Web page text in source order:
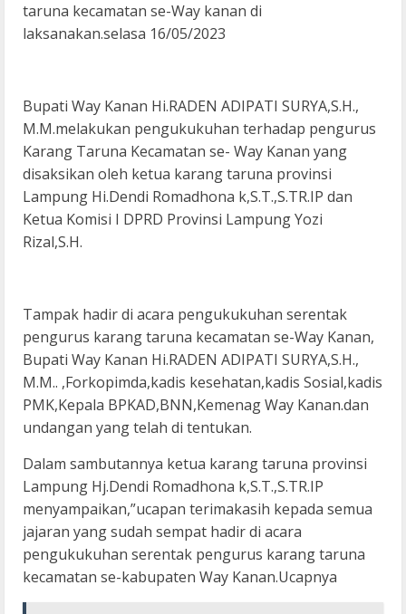
taruna kecamatan se-Way kanan di
laksanakan.selasa 16/05/2023
Bupati Way Kanan Hi.RADEN ADIPATI SURYA,S.H.,
M.M.melakukan pengukukuhan terhadap pengurus
Karang Taruna Kecamatan se- Way Kanan yang
disaksikan oleh ketua karang taruna provinsi
Lampung Hi.Dendi Romadhona k,S.T.,S.TR.IP dan
Ketua Komisi I DPRD Provinsi Lampung Yozi
Rizal,S.H.
Tampak hadir di acara pengukukuhan serentak
pengurus karang taruna kecamatan se-Way Kanan,
Bupati Way Kanan Hi.RADEN ADIPATI SURYA,S.H.,
M.M.. ,Forkopimda,kadis kesehatan,kadis Sosial,kadis
PMK,Kepala BPKAD,BNN,Kemenag Way Kanan.dan
undangan yang telah di tentukan.
Dalam sambutannya ketua karang taruna provinsi
Lampung Hj.Dendi Romadhona k,S.T.,S.TR.IP
menyampaikan,”ucapan terimakasih kepada semua
jajaran yang sudah sempat hadir di acara
pengukukuhan serentak pengurus karang taruna
kecamatan se-kabupaten Way Kanan.Ucapnya